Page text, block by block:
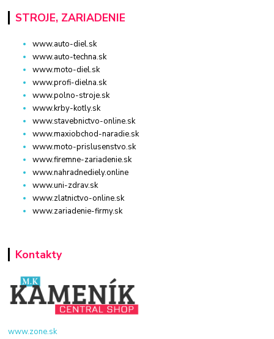
STROJE, ZARIADENIE
www.auto-diel.sk
www.auto-techna.sk
www.moto-diel.sk
www.profi-dielna.sk
www.polno-stroje.sk
www.krby-kotly.sk
www.stavebnictvo-online.sk
www.maxiobchod-naradie.sk
www.moto-prislusenstvo.sk
www.firemne-zariadenie.sk
www.nahradnediely.online
www.uni-zdrav.sk
www.zlatnictvo-online.sk
www.zariadenie-firmy.sk
Kontakty
www.zone.sk